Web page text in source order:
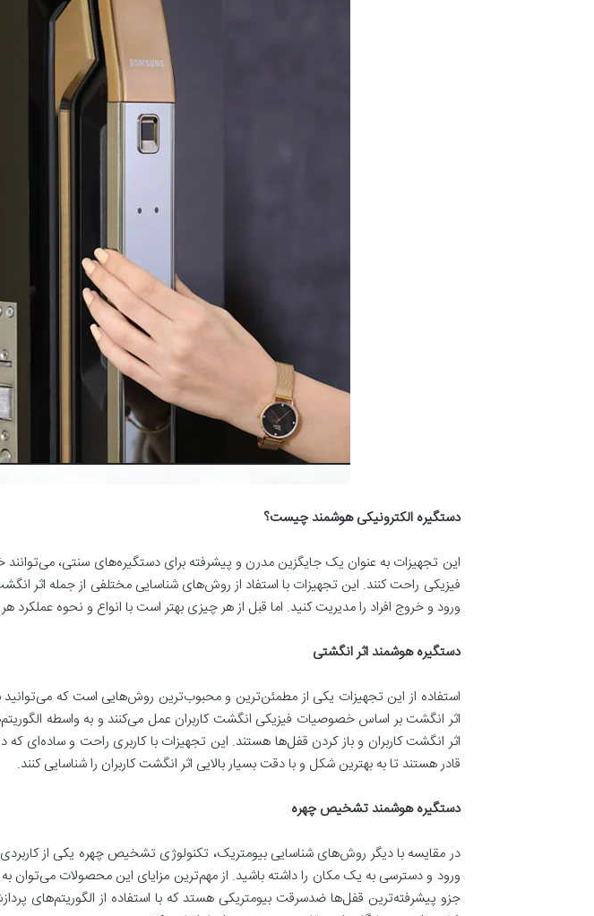
دستگیره الکترونیکی هوشمند چیست؟
این تجهیزات به عنوان یک جایگزین مدرن و پیشرفته برای دستگیره‌های سنتی،
ورود و خروج افراد را مدیریت کنید. اما قبل از هر چیزی بهتر است با انواع و نحوه
دستگیره هوشمند اثر انگشتی
استفاده از این تجهیزات یکی از مطمئن‌ترین و محبوب‌ترین روش‌هایی است که می‌توانید
اثر انگشت بر اساس خصوصیات فیزیکی انگشت کاربران عمل می‌کنند و به واسطه
اثر انگشت کاربران و باز کردن قفل‌ها هستند. این تجهیزات با کاربری راحت و ساده‌ای که
قادر هستند تا به بهترین شکل و با دقت بسیار بالایی اثر انگشت کاربران را شناسایی کنند.
دستگیره هوشمند تشخیص چهره
در مقایسه با دیگر روش‌های شناسایی بیومتریک، تکنولوژی تشخیص چهره یکی از
ورود و دسترسی به یک مکان را داشته باشید. از مهم‌ترین مزایای این محصولات می‌توان
جزو پیشرفته‌ترین قفل‌ها ضدسرقت بیومتریکی هستد که با استفاده از الگوریتم‌های